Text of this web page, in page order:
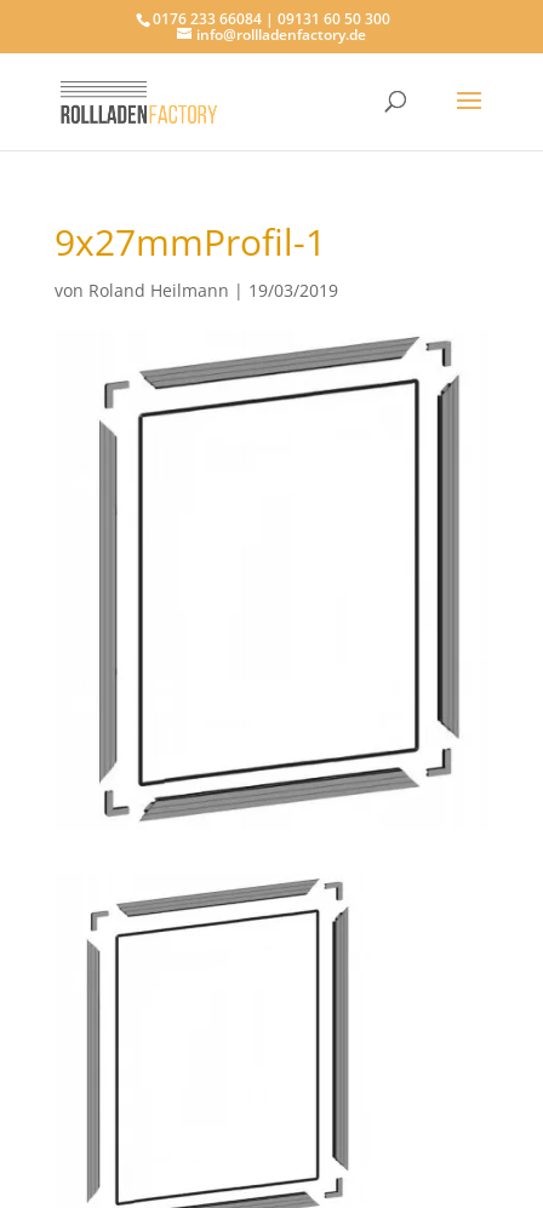
0176 233 66084 | 09131 60 50 300
info@rollladenfactory.de
9x27mmProfil-1
von Roland Heilmann | 19/03/2019